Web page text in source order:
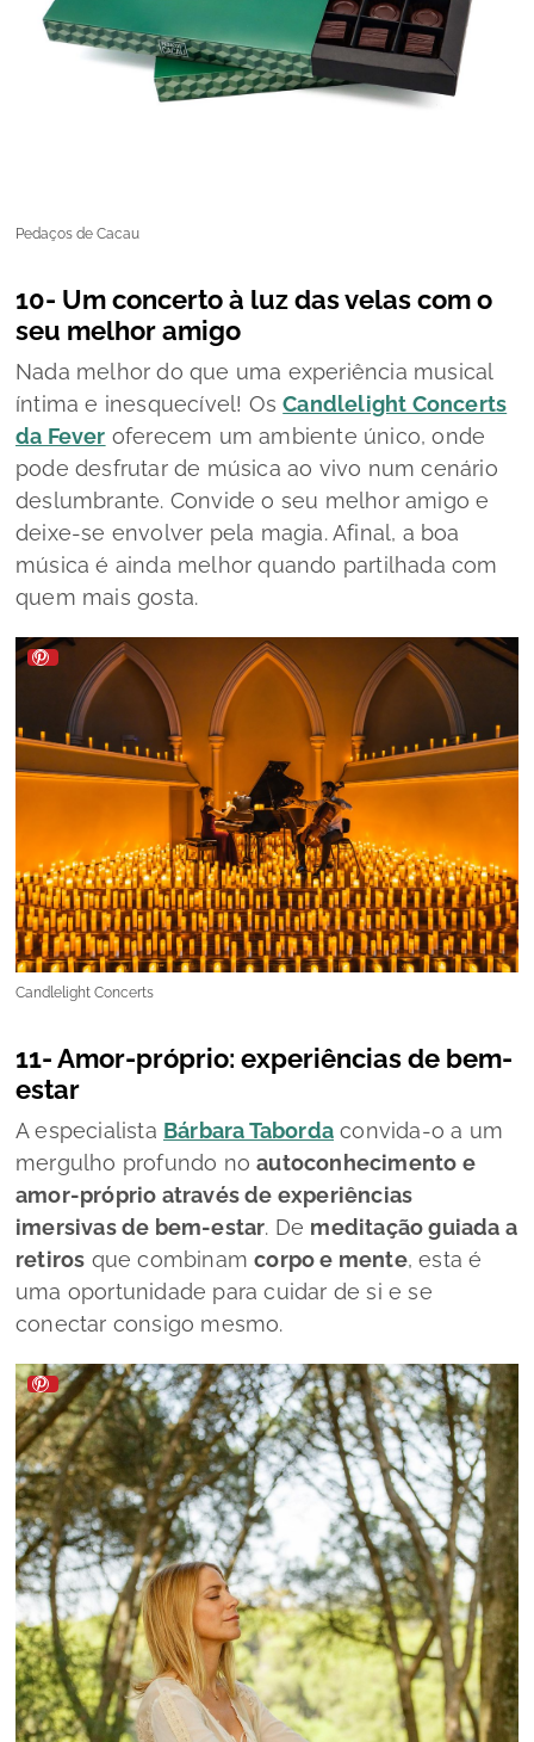
Pedaços de Cacau
10- Um concerto à luz das velas com o
seu melhor amigo
Nada melhor do que uma experiência musical
íntima e inesquecível! OsCandlelight Concerts
da Fever oferecem um ambiente único, onde
pode desfrutar de música ao vivo num cenário
deslumbrante. Convide o seu melhor amigo e
deixe-se envolver pela magia. Afinal, a boa
música é ainda melhor quando partilhada com
quem mais gosta.
Candlelight Concerts
11- Amor-próprio: experiências de bem-
estar
A especialista Bárbara Taborda convida-o a um
mergulho profundo noautoconhecimento e
amor-próprio através de experiências
imersivas de bem-estar. De meditação guiada a
retiros que combinamcorpo e mente, esta é
uma oportunidade para cuidar de si e se
conectar consigo mesmo.